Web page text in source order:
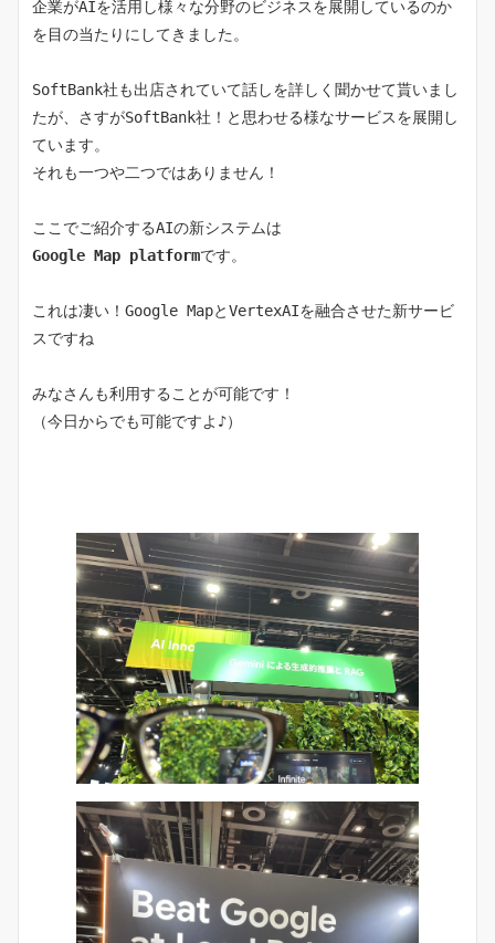
企業がAIを活用し様々な分野のビジネスを展開しているのか
を目の当たりにしてきました。
SoftBank社も出店されていて話しを詳しく聞かせて貰いまし
たが、さすがSoftBank社！と思わせる様なサービスを展開し
ています。
それも一つや二つではありません！
ここでご紹介するAIの新システムは
Google Map platformです。
これは凄い！Google MapとVertexAIを融合させた新サービ
スですね
みなさんも利用することが可能です！
（今日からでも可能ですよ♪）